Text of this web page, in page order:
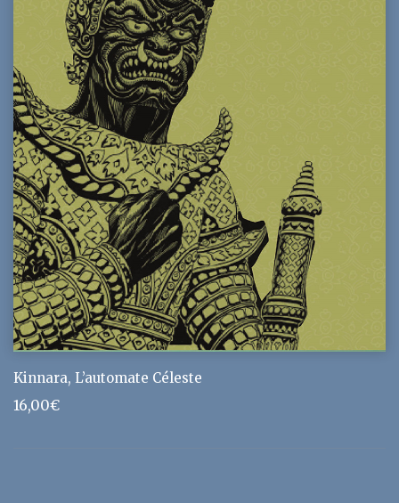
Kinnara, L’automate Céleste
16,00€